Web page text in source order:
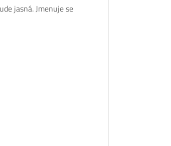
jasná. Jmenuje se